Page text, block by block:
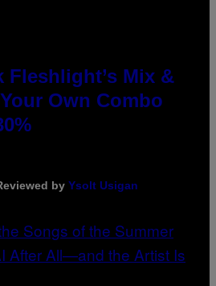
Fleshlight’s Mix &
Own Combo
by Ysolt Usigan